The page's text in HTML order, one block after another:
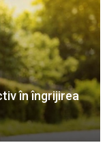
în îngrijirea